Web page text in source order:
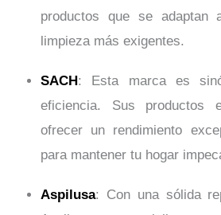
productos que se adaptan
limpieza más exigentes.
SACH: Esta marca es
eficiencia. Sus productos
ofrecer un rendimiento
para mantener tu hogar
Aspilusa: Con una sólida